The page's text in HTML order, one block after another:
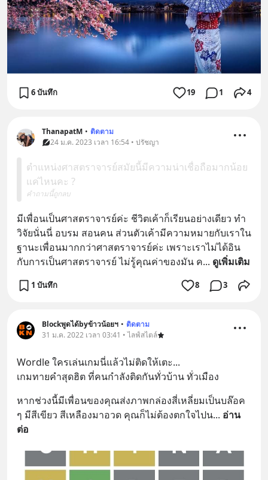
6 บันทึก 19 1 4
ThanapatM • ติดตาม
24 ม.ค. 2023 เวลา 16:54 • ปรัชญา
ตำแหน่งศาสตราจารย์สมัยนี้มีความน่าเชื่อถือมากน้อย
แค่ไหนคะ ?
คำถามนี้ถูกลบ
มีเพื่อนเป็นศาสตราจารย์ค่ะ ชีวิตเค้าก็เรียนอย่างเดียว ทำ
วิจัยนั่นนี่ อบรม สอนคน ส่วนตัวเค้ามีความหมายกับเราใน
ฐานะเพื่อนมากกว่าศาสตราจารย์ค่ะ เพราะเราไม่ได้อิน
กับการเป็นศาสตราจารย์ ไม่รู้คุณค่าของมัน ค... ดูเพิ่มเติม
1 บันทึก 8 3
Blockพูดได้byข้าวน้อยฯ • ติดตาม
31 ม.ค. 2022 เวลา 03:41 • ไลฟ์สไตล์
Wordle ใครเล่นเกมนี่แล้วไม่ติดให้เตะ...
เกมทายคำสุดฮิต ที่คนกำลังติดกันทั่วบ้าน ทั่วเมือง
หากช่วงนี้มีเพื่อนของคุณส่งภาพกล่องสี่เหลี่ยมเป็นบล๊อค
ๆ มีสีเขียว สีเหลืองมาอวด คุณก็ไม่ต้องตกใจไปน... อ่าน
ต่อ